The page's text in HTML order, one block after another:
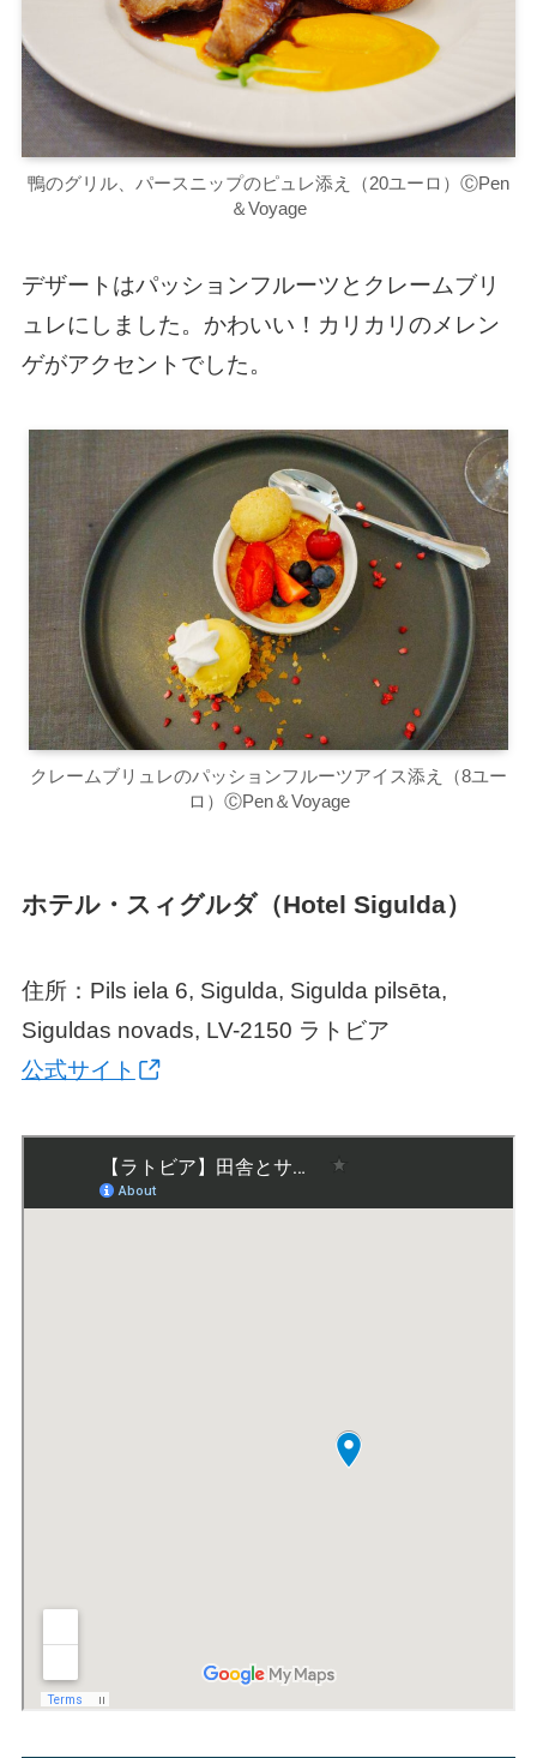
鴨のグリル、パースニップのピュレ添え（20ユーロ）ⒸPen
＆Voyage
デザートはパッションフルーツとクレームブリ
ュレにしました。かわいい！カリカリのメレン
ゲがアクセントでした。
クレームブリュレのパッションフルーツアイス添え（8ユー
ロ）ⒸPen＆Voyage
ホテル・スィグルダ（Hotel Sigulda）
住所：Pils iela 6, Sigulda, Sigulda pilsēta,
Siguldas novads, LV-2150 ラトビア
公式サイト